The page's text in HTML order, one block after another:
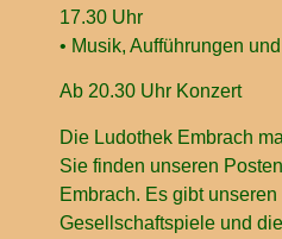
17.30 Uhr
• Musik, Aufführungen
Ab 20.30 Uhr Konzert
Die Ludothek Embrach
Sie finden unseren
Embrach. Es gibt
Gesellschaftspiele und